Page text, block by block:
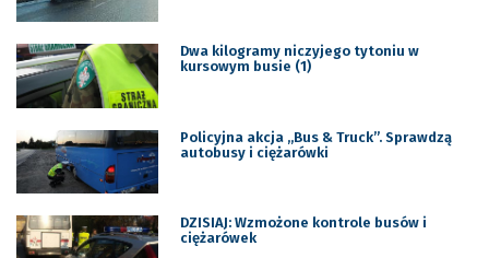
Dwa kilogramy niczyjego tytoniu w
kursowym busie (1)
Policyjna akcja ,,Bus & Truck”. Sprawdzą
autobusy i ciężarówki
DZISIAJ: Wzmożone kontrole busów i
ciężarówek